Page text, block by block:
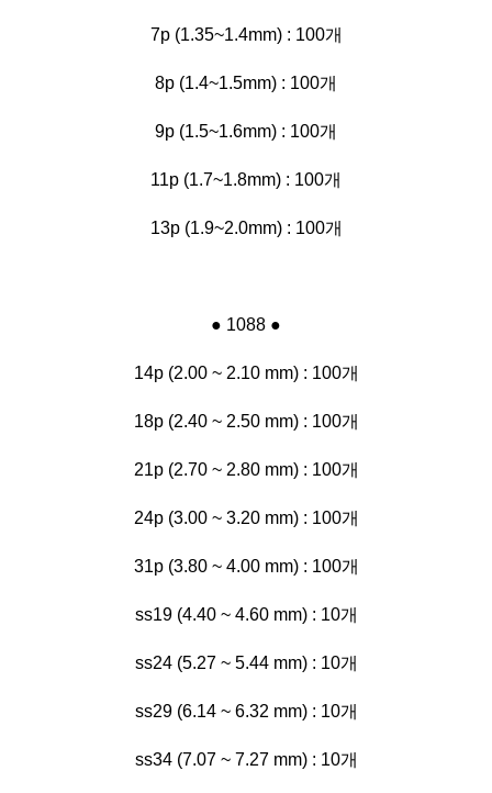
7p (1.35~1.4mm) : 100개
8p (1.4~1.5mm) : 100개
9p (1.5~1.6mm) : 100개
11p (1.7~1.8mm) : 100개
13p (1.9~2.0mm) : 100개
● 1088 ●
14p (2.00 ~ 2.10 mm) : 100개
18p (2.40 ~ 2.50 mm) : 100개
21p (2.70 ~ 2.80 mm) : 100개
24p (3.00 ~ 3.20 mm) : 100개
31p (3.80 ~ 4.00 mm) : 100개
ss19 (4.40 ~ 4.60 mm) : 10개
ss24 (5.27 ~ 5.44 mm) : 10개
ss29 (6.14 ~ 6.32 mm) : 10개
ss34 (7.07 ~ 7.27 mm) : 10개